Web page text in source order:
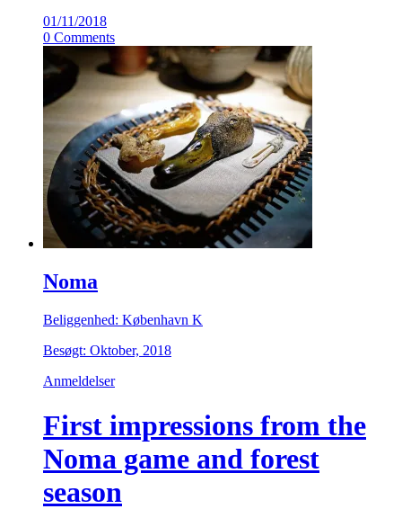
01/11/2018
0 Comments
Noma
Beliggenhed: København K
Besøgt: Oktober, 2018
Anmeldelser
First impressions from the
Noma game and forest
season